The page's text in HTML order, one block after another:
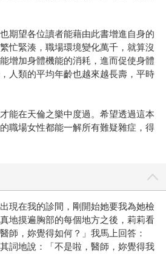
期望各位讀者能藉由此書增進自身的
忙緊湊，職場環境變化萬千，就算沒
增加身體機能的消耗，進而促使身體
人類的平均年齡也越來越長壽，平時
能在天倫之樂中度過。希望透過這本
職場女性都能一解所有難疑雜症，得
現在我的診間，剛開始她要我為她檢
地摸遍胸部的每個地方之後，莉莉看
師，妳覺得如何？」我馬上回答：
詞地說：「不是啦，醫師，妳覺得我